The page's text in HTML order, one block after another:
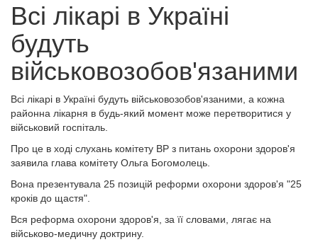
Всі лікарі в Україні
будуть
військовозобов'язаними
Всі лікарі в Україні будуть військовозобов'язаними, а кожна
районна лікарня в будь-який момент може перетворитися у
військовий госпіталь.
Про це в ході слухань комітету ВР з питань охорони здоров'я
заявила глава комітету Ольга Богомолець.
Вона презентувала 25 позицій реформи охорони здоров'я "25
кроків до щастя".
Вся реформа охорони здоров'я, за її словами, лягає на
військово-медичну доктрину.